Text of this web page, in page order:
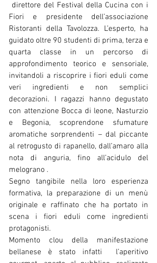
direttore del Festival della Cucina con i
Fiori e presidente dell’associazione
Ristoranti della Tavolozza. L’esperto, ha
guidato oltre 90 studenti di prima, terza e
quarta classe in un percorso di
approfondimento teorico e sensoriale,
invitandoli a riscoprire i fiori eduli come
veri ingredienti e non semplici
decorazioni. I ragazzi hanno degustato
con attenzione Bocca di leone, Nasturzio
e Begonia, scoprendone sfumature
aromatiche sorprendenti – dal piccante
al retrogusto di rapanello, dall’amaro alla
nota di anguria, fino all’acidulo del
melograno .
Segno tangibile nella loro esperienza
formativa, la preparazione di un menù
originale e raffinato che ha portato in
scena i fiori eduli come ingredienti
protagonisti.
Momento clou della manifestazione
bellanese è stato infatti  l’aperitivo